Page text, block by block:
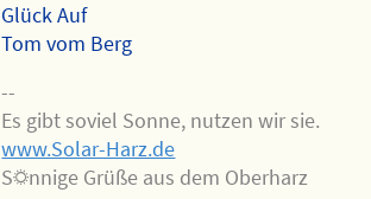
Glück Auf
Tom vom Berg
--
Es gibt soviel Sonne, nutzen wir sie.
www.Solar-Harz.de
S☼nnige Grüße aus dem Oberharz